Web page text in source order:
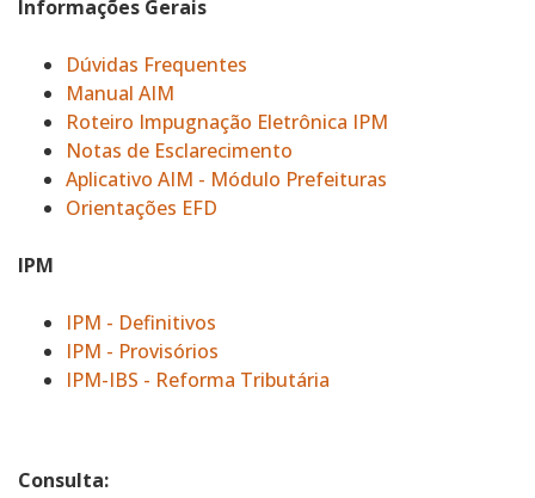
Informações Gerais
Dúvidas Frequentes
Manual AIM
Roteiro Impugnação Eletrônica IPM
Notas de Esclarecimento
Aplicativo AIM - Módulo Prefeituras
Orientações EFD
IPM
IPM - Definitivos
IPM - Provisórios
IPM-IBS - Reforma Tributária
Consulta: